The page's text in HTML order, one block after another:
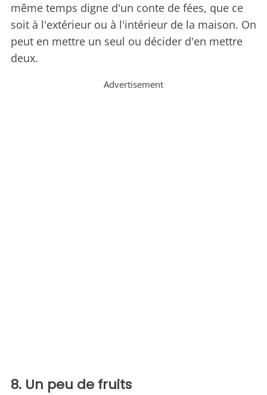
même temps digne d'un conte de fées, que ce
soit à l'extérieur ou à l'intérieur de la maison. On
peut en mettre un seul ou décider d'en mettre
deux.
Advertisement
8. Un peu de fruits